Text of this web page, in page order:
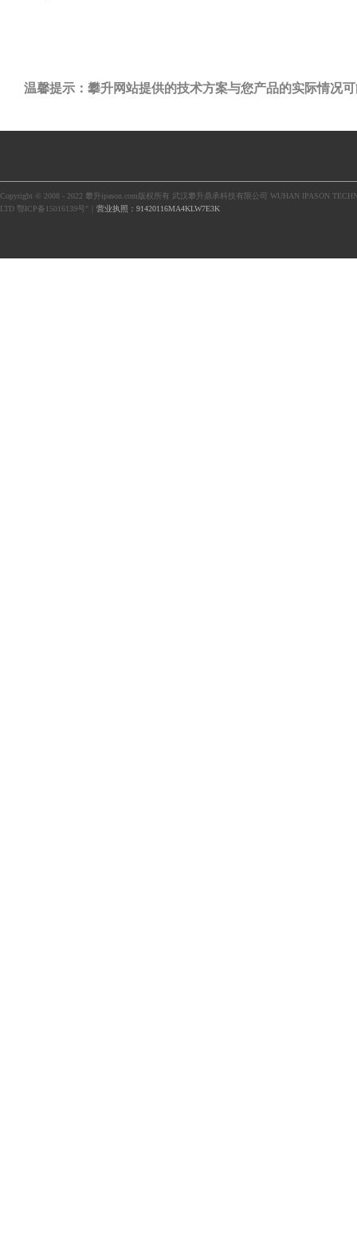
温馨提示：攀升网站提供的技术方案与您产品的实际情况
Copyright © 2008 - 2022 攀升ipason.com版权所有 武汉攀升鼎承科技有限公司 WUHAN IPASON
LTD 鄂ICP备15016139号"｜ 营业执照：91420116MA4KLW7E3K